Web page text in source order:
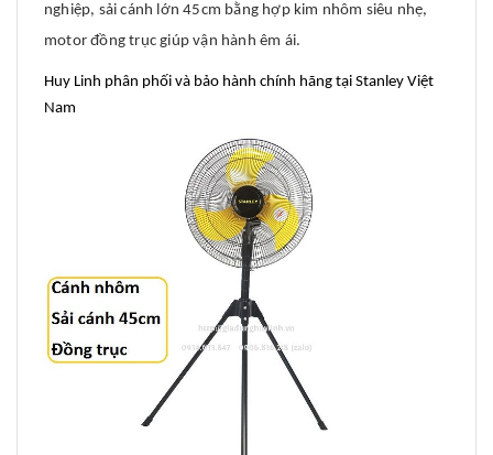
nghiệp, sải cánh lớn 45cm bằng hợp kim nhôm siêu nhẹ,
motor đồng trục giúp vận hành êm ái.
Huy Linh phân phối và bảo hành chính hãng tại Stanley Việt
Nam